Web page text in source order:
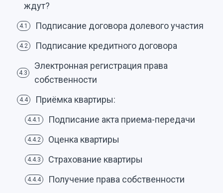
ждут?
4.1 Подписание договора долевого участия
4.2 Подписание кредитного договора
4.3
Электронная регистрация права
собственности
4.4 Приёмка квартиры:
4.4.1 Подписание акта приема-передачи
4.4.2 Оценка квартиры
4.4.3 Страхование квартиры
4.4.4 Получение права собственности